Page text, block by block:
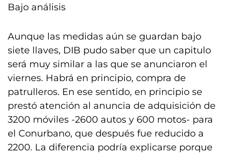
Bajo análisis
Aunque las medidas aún se guardan bajo
siete llaves, DIB pudo saber que un capitulo
será muy similar a las que se anunciaron el
viernes. Habrá en principio, compra de
patrulleros. En ese sentido, en principio se
prestó atención al anuncia de adquisición de
3200 móviles -2600 autos y 600 motos- para
el Conurbano, que después fue reducido a
2200. La diferencia podría explicarse porque